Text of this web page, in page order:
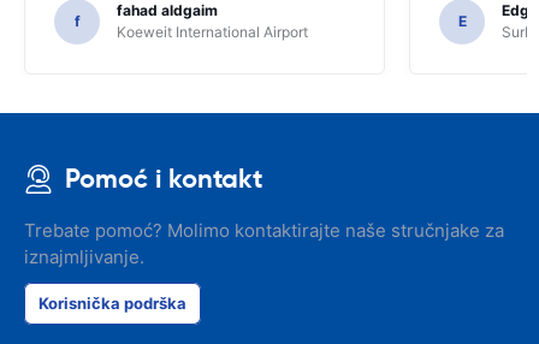
f
fahad aldgaim
Koeweit International Airport
E
Pomoć i kontakt
Trebate pomoć? Molimo kontaktirajte naše stručnjake za
iznajmljivanje.
Korisnička podrška